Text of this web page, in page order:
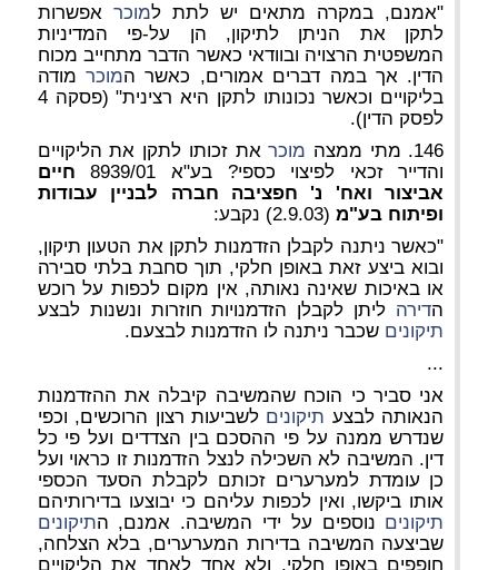
"אמנם, במקרה מתאים יש לתת למוכר אפשרות
לתקן את הניתן לתיקון, הן על-פי המדיניות
המשפטית הרצויה ובוודאי כאשר הדבר מתחייב מכוח
הדין. אך במה דברים אמורים, כאשר המוכרמודה
בליקויים וכאשר נכונותו לתקן היא רצינית" (פסקה 4
לפסק הדין).
146. מתי ממצה
מוכראת זכותו לתקן את הליקויים
והדייר זכאי לפיצוי כספי? בע"א 8939/01
חיים
אביצור ואח' נ' חפציבה חברה לבניין עבודות
ופיתוח בע"מ (2.9.03) נקבע:
"כאשר ניתנה לקבלן הזדמנות לתקן את הטעון תיקון,
ובוא ביצע זאת באופן חלקי, תוך סחבת בלתי סבירה
או באיכות שאינה נאותה, אין מקום לכפות על רוכש
הדירה ליתן לקבלן הזדמנויות חוזרות ונשנות לבצע
תיקונים שכבר ניתנה לו הזדמנות לבצעם.
...
אני סביר כי הוכח שהמשיבה קיבלה את ההזדמנות
הנאותה לבצע תיקונים לשביעות רצון הרוכשים, וכפי
שנדרש ממנה על פי ההסכם בין הצדדים ועל פי כל
דין. המשיבה לא השכילה לנצל הזדמנות זו כראוי ועל
כן עומדת למערערים זכותם לקבלת הסעד הכספי
אותו ביקשו, ואין לכפות עליהם כי יבוצעו בדירותיהם
תיקונים נוספים על ידי המשיבה. אמנם, התיקונים
שביצעה המשיבה בדירות המערערים, בלא הצלחה,
חופפים באופן חלקי, ולא אחד לאחד את הליקויים